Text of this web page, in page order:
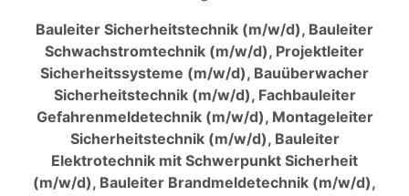
Bauleiter Sicherheitstechnik (m/w/d), Bauleiter
Schwachstromtechnik (m/w/d), Projektleiter
Sicherheitssysteme (m/w/d), Bauüberwacher
Sicherheitstechnik (m/w/d), Fachbauleiter
Gefahrenmeldetechnik (m/w/d), Montageleiter
Sicherheitstechnik (m/w/d), Bauleiter
Elektrotechnik mit Schwerpunkt Sicherheit
(m/w/d), Bauleiter Brandmeldetechnik (m/w/d),